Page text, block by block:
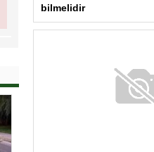
bilmelidir